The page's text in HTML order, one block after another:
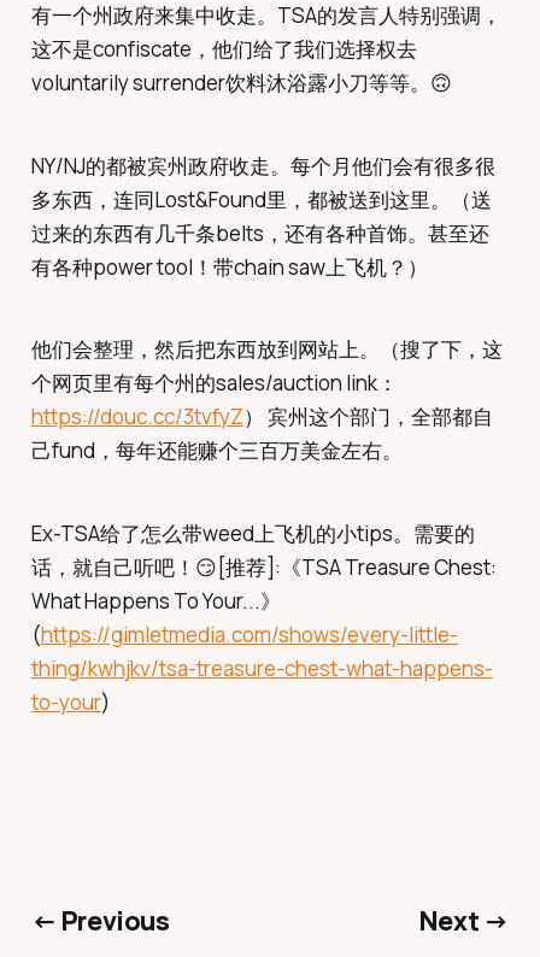
有一个州政府来集中收走。TSA的发言人特别强调，
这不是confiscate，他们给了我们选择权去
voluntarily surrender饮料沐浴露小刀等等。🙃
NY/NJ的都被宾州政府收走。每个月他们会有很多很
多东西，连同Lost&Found里，都被送到这里。（送
过来的东西有几千条belts，还有各种首饰。甚至还
有各种power tool！带chain saw上飞机？）
他们会整理，然后把东西放到网站上。（搜了下，这
个网页里有每个州的sales/auction link：
https://douc.cc/3tvfyZ） 宾州这个部门，全部都自
己fund，每年还能赚个三百万美金左右。
Ex-TSA给了怎么带weed上飞机的小tips。需要的
话，就自己听吧！😏[推荐]:《TSA Treasure Chest:
What Happens To Your...》
(https://gimletmedia.com/shows/every-little-
thing/kwhjkv/tsa-treasure-chest-what-happens-
to-your)
← Previous Next →